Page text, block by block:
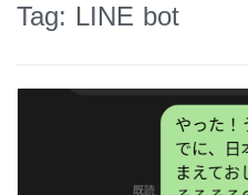
はじめよう、enebular
はじめよう、enebular
Tag: LINE bot